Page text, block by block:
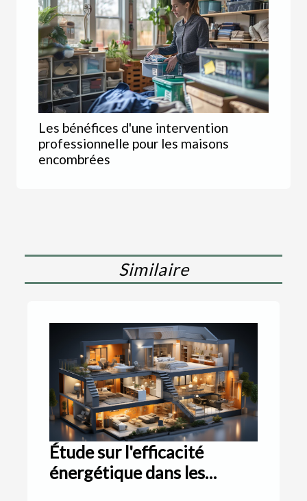
Les bénéfices d'une intervention
professionnelle pour les maisons
encombrées
Similaire
Étude sur l'efficacité
énergétique dans les